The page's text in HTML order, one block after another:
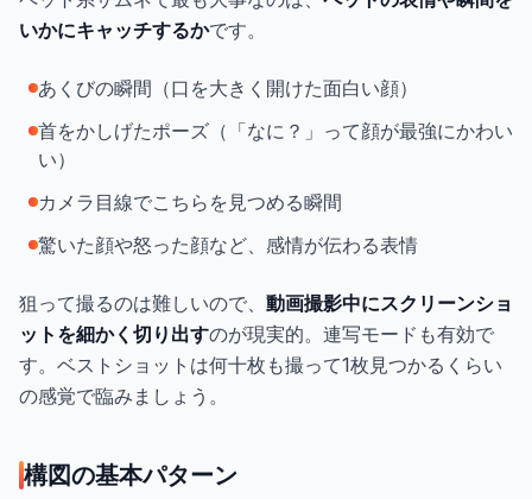
いかにキャッチするかです。
あくびの瞬間（口を大きく開けた面白い顔）
首をかしげたポーズ（「なに？」って顔が最強にかわい
い）
カメラ目線でこちらを見つめる瞬間
驚いた顔や怒った顔など、感情が伝わる表情
狙って撮るのは難しいので、 動画撮影中にスクリーンショ
ットを細かく切り出すのが現実的。連写モードも有効で
す。ベストショットは何十枚も撮って1枚見つかるくらい
の感覚で臨みましょう。
構図の基本パターン